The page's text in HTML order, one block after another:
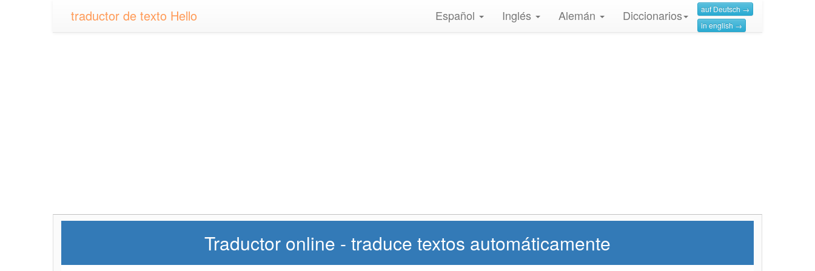
traductor de texto Hello
auf Deutsch →
in english →
Diccionarios
Alemán
Inglés
Español
Traductor online - traduce textos automáticamente